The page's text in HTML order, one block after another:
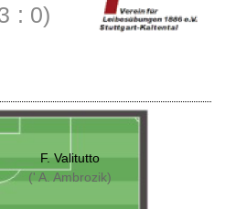
: 0)
F. Valitutto
(' A. Ambrozik)